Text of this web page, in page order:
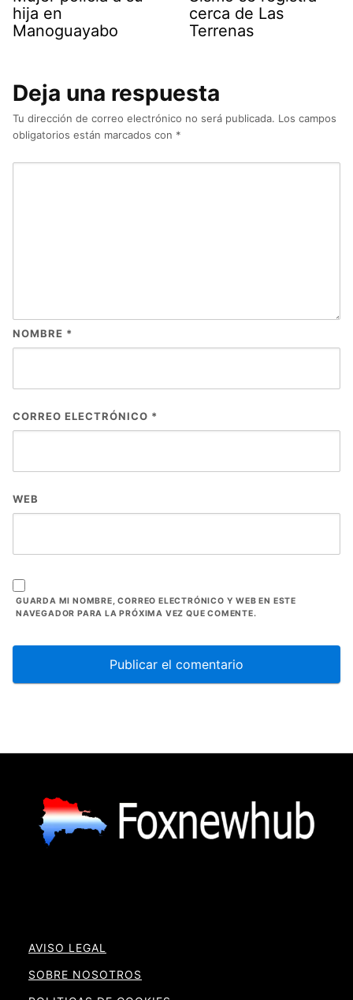
hija en
Manoguayabo
cerca de Las
Terrenas
Deja una respuesta
Tu dirección de correo electrónico no será publicada. Los campos
obligatorios están marcados con *
NOMBRE *
CORREO ELECTRÓNICO *
WEB
GUARDA MI NOMBRE, CORREO ELECTRÓNICO Y WEB EN ESTE
NAVEGADOR PARA LA PRÓXIMA VEZ QUE COMENTE.
AVISO LEGAL
SOBRE NOSOTROS